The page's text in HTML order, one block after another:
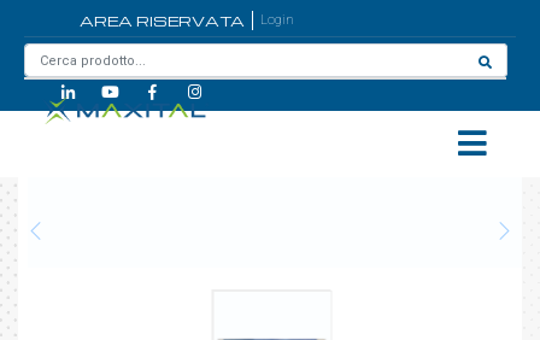
AREA RISERVATA Login